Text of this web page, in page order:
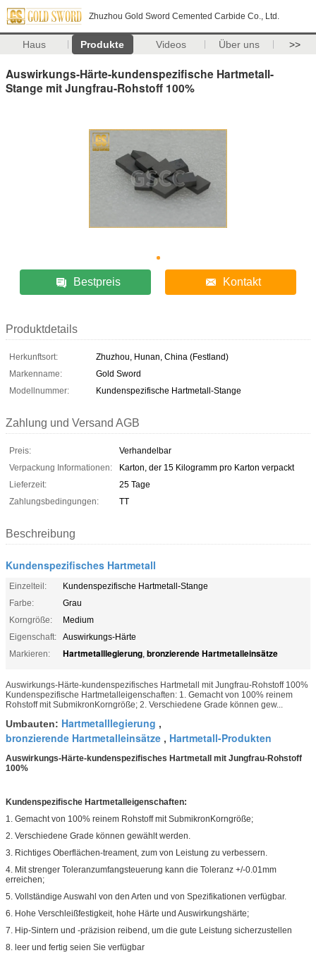
Zhuzhou Gold Sword Cemented Carbide Co., Ltd.
Haus Produkte Videos Über uns >>
Auswirkungs-Härte-kundenspezifische Hartmetall-
Stange mit Jungfrau-Rohstoff 100%
Bestpreis Kontakt
Produktdetails
Herkunftsort:
Zhuzhou, Hunan, China (Festland)
Markenname:
Gold Sword
Modellnummer:
Kundenspezifische Hartmetall-Stange
Zahlung und Versand AGB
Preis:
Verhandelbar
Verpackung Informationen:
Karton, der 15 Kilogramm pro Karton verpackt
Lieferzeit:
25 Tage
Zahlungsbedingungen:
TT
Beschreibung
Kundenspezifisches Hartmetall
Einzelteil:
Kundenspezifische Hartmetall-Stange
Farbe:
Grau
Korngröße:
Medium
Eigenschaft:
Auswirkungs-Härte
Markieren:
Hartmetalllegierung, bronzierende Hartmetalleinsätze
Auswirkungs-Härte-kundenspezifisches Hartmetall mit Jungfrau-Rohstoff 100%
Kundenspezifische Hartmetalleigenschaften: 1. Gemacht von 100% reinem
Rohstoff mit SubmikronKorngröße; 2. Verschiedene Grade können gew...
Umbauten: Hartmetalllegierung ,
bronzierende Hartmetalleinsätze , Hartmetall-Produkten
Auswirkungs-Härte-kundenspezifisches Hartmetall mit Jungfrau-Rohstoff
100%
Kundenspezifische Hartmetalleigenschaften:
1. Gemacht von 100% reinem Rohstoff mit SubmikronKorngröße;
2. Verschiedene Grade können gewählt werden.
3. Richtiges Oberflächen-treament, zum von Leistung zu verbessern.
4. Mit strenger Toleranzumfangsteuerung kann die Toleranz +/-0.01mm
erreichen;
5. Vollständige Auswahl von den Arten und von Spezifikationen verfügbar.
6. Hohe Verschleißfestigkeit, hohe Härte und Auswirkungshärte;
7. Hip-Sintern und -präzision reibend, um die gute Leistung sicherzustellen
8. leer und fertig seien Sie verfügbar